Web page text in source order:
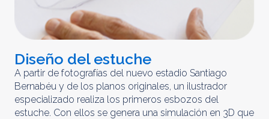
Diseño del estuche
A partir de fotografías del nuevo estadio Santiago
Bernabéu y de los planos originales, un ilustrador
especializado realiza los primeros esbozos del
estuche. Con ellos se genera una simulación en 3D que